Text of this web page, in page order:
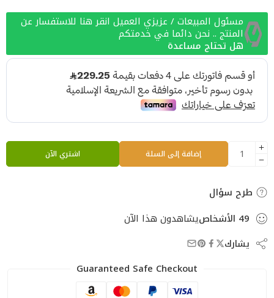
مسئول المبيعات / عزيزي العميل انقر هنا للاستفسار عن
المنتج .. نحن دائما في خدمتكم
هل تحتاج مساعدة
إضافة إلى السلة اشتري الآن
طرح سؤال
49 الأشخاصيشاهدون هذا الآن
يشارك
Guaranteed Safe Checkout